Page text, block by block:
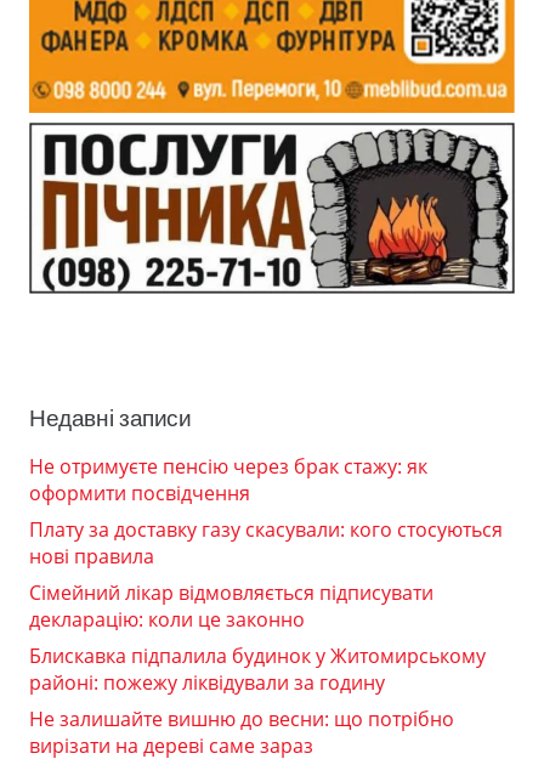
Недавні записи
Не отримуєте пенсію через брак стажу: як
оформити посвідчення
Плату за доставку газу скасували: кого стосуються
нові правила
Сімейний лікар відмовляється підписувати
декларацію: коли це законно
Блискавка підпалила будинок у Житомирському
районі: пожежу ліквідували за годину
Не залишайте вишню до весни: що потрібно
вирізати на дереві саме зараз